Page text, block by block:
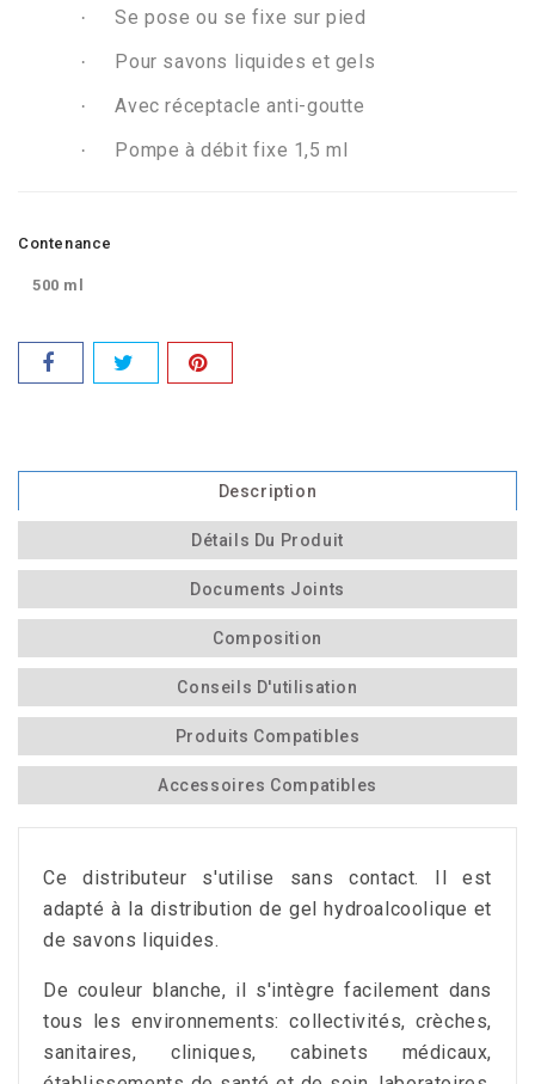
· Se pose ou se fixe sur pied
· Pour savons liquides et gels
· Avec réceptacle anti-goutte
· Pompe à débit fixe 1,5 ml
Contenance
500 ml
Description
Détails Du Produit
Documents Joints
Composition
Conseils D'utilisation
Produits Compatibles
Accessoires Compatibles
Ce distributeur s'utilise sans contact. Il est
adapté à la distribution de gel hydroalcoolique et
de savons liquides.
De couleur blanche, il s'intègre facilement dans
tous les environnements: collectivités, crèches,
sanitaires, cliniques, cabinets médicaux,